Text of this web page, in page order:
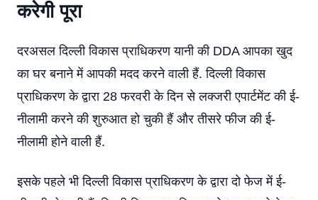
करेगी पूरा
दरअसल दिल्ली विकास प्राधिकरण यानी की DDA आपका खुद
का घर बनाने में आपकी मदद करने वाली हैं. दिल्ली विकास
प्राधिकरण के द्वारा 28 फरवरी के दिन से लक्जरी एपार्टमेंट की ई-
नीलामी करने की शुरुआत हो चुकी हैं और तीसरे फीज की ई-
नीलामी होने वाली हैं.
इसके पहले भी दिल्ली विकास प्राधिकरण के द्वारा दो फेज में ई-